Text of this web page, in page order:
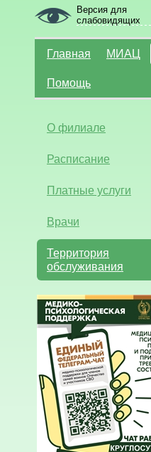
Версия для
слабовидящих
Главная МИАЦ
Помощь
О филиале
Расписание
Платные услуги
Врачи
Территория
обслуживания